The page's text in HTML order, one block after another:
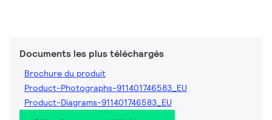
Documents les plus téléchargés
Brochure du produit
Product-Photographs-911401746583_EU
Product-Diagrams-911401746583_EU